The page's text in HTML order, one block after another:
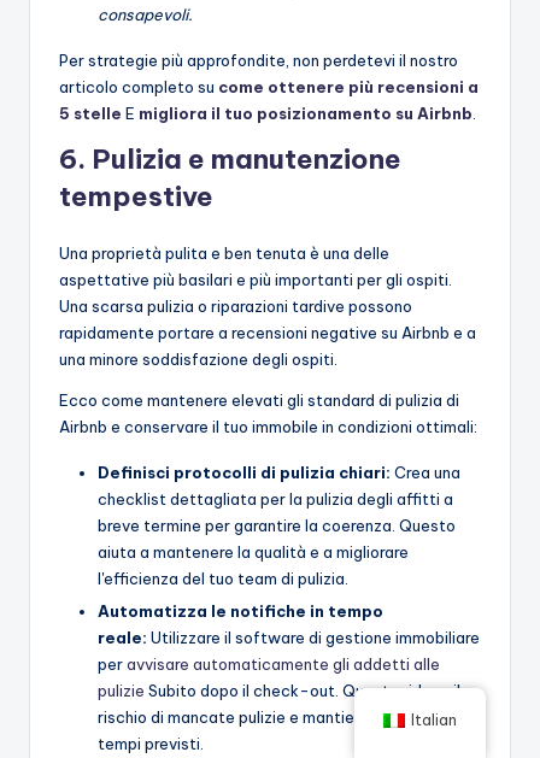
consapevoli.
Per strategie più approfondite, non perdetevi il nostro
articolo completo su come ottenere più recensioni a
5 stelle E migliora il tuo posizionamento su Airbnb
6. Pulizia e manutenzione
tempestive
Una proprietà pulita e ben tenuta è una delle
aspettative più basilari e più importanti per gli ospiti.
Una scarsa pulizia o riparazioni tardive possono
rapidamente portare a recensioni negative su Airbnb e a
una minore soddisfazione degli ospiti.
Ecco come mantenere elevati gli standard di pulizia di
Airbnb e conservare il tuo immobile in condizioni ottimali:
Definisci protocolli di pulizia chiari: Crea una
checklist dettagliata per la pulizia degli affitti a
breve termine per garantire la coerenza. Questo
aiuta a mantenere la qualità e a migliorare
l'efficienza del tuo team di pulizia.
Automatizza le notifiche in tempo
reale: Utilizzare il software di gestione immobiliare
peravvisare automaticamente gli addetti alle
pulizie Subito dopo il check-out. Questo riduce il
rischio di mancate pulizie e mantiene il turnover nei
tempi previsti.
Italian